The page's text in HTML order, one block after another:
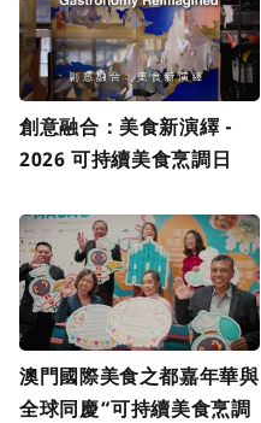
創意融合：美食新演繹 -
2026 可持續美食烹調日
澳門國際美食之都嘉年華與
全球同慶“可持續美食烹調